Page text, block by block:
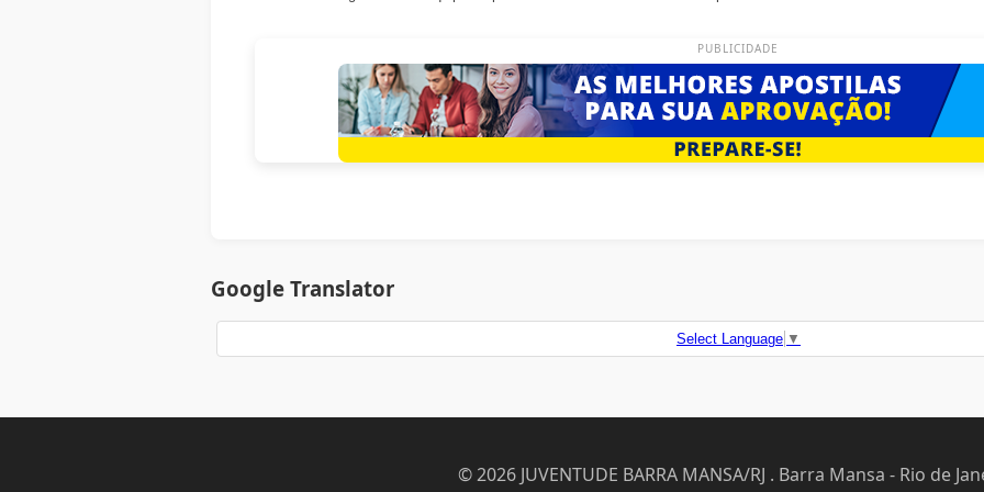
PUBLICIDADE
Google Translator
Select Language ▼
© 2026 JUVENTUDE BARRA MANSA/RJ . Barra Mansa - Rio de